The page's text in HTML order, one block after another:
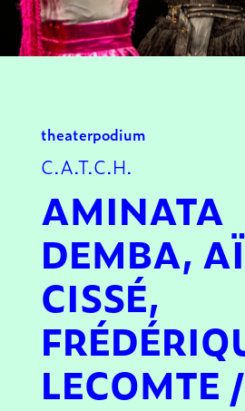
theaterpodium
C.A.T.C.H.
AMINATA
DEMBA,
CISSÉ,
LECOMTE